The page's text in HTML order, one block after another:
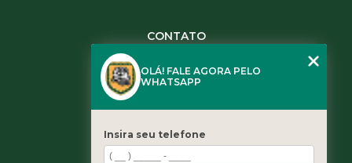
CONTATO
(11) 3461-5871
contato@leaoservicos.com.br
OLÁ! FALE AGORA PELO
WHATSAPP
Insira seu telefone